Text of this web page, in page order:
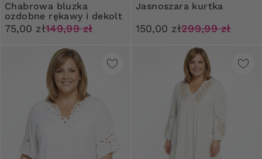
Chabrowa bluzka
ozdobne rękawy i dekolt
75,00 zł149,99 zł
Jasnoszara kurtka
150,00 zł299,99 zł